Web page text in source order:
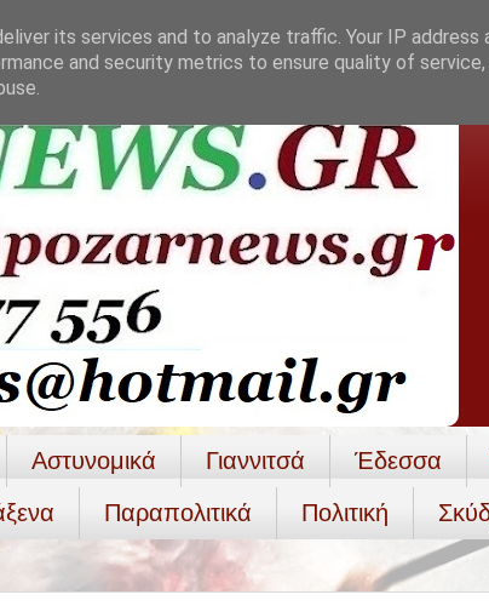
Αστυνομικά Γιαννιτσά Έδεσσα
Παραπολιτικά Πολιτική
its services and to analyze traffic. Your IP address
and security metrics to ensure quality of